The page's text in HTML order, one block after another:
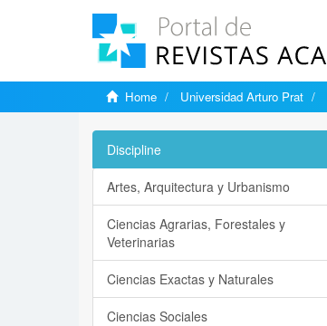
Home Universidad Arturo Prat
Discipline
Artes, Arquitectura y Urbanismo
Ciencias Agrarias, Forestales y
Veterinarias
Ciencias Exactas y Naturales
Ciencias Sociales